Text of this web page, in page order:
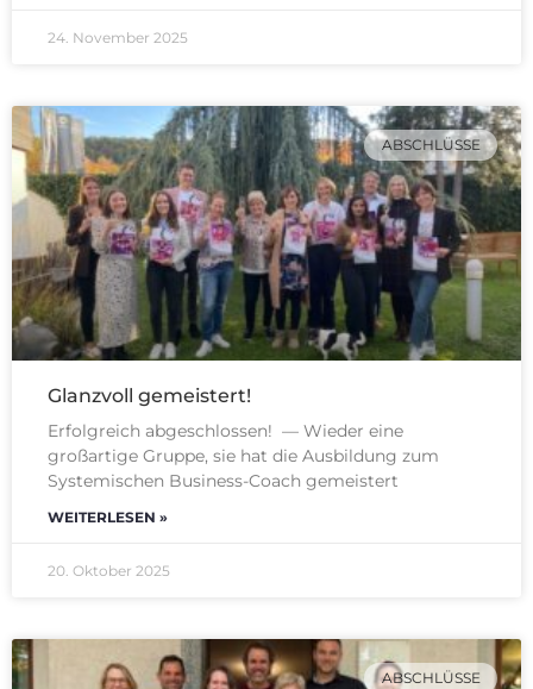
24. November 2025
ABSCHLÜSSE
Glanzvoll gemeistert!
Erfolgreich abgeschlossen! — Wieder eine
großartige Gruppe, sie hat die Ausbildung zum
Systemischen Business-Coach gemeistert
WEITERLESEN »
20. Oktober 2025
ABSCHLÜSSE